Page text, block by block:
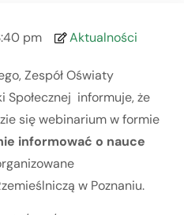
pm Aktualności
Zespół Oświaty
Społecznej informuje, że
się webinarium w formie
informować o nauce
w Poznaniu.